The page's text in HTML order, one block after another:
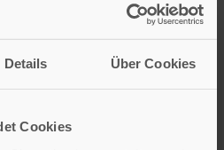
Details Über Cookies
Cookies